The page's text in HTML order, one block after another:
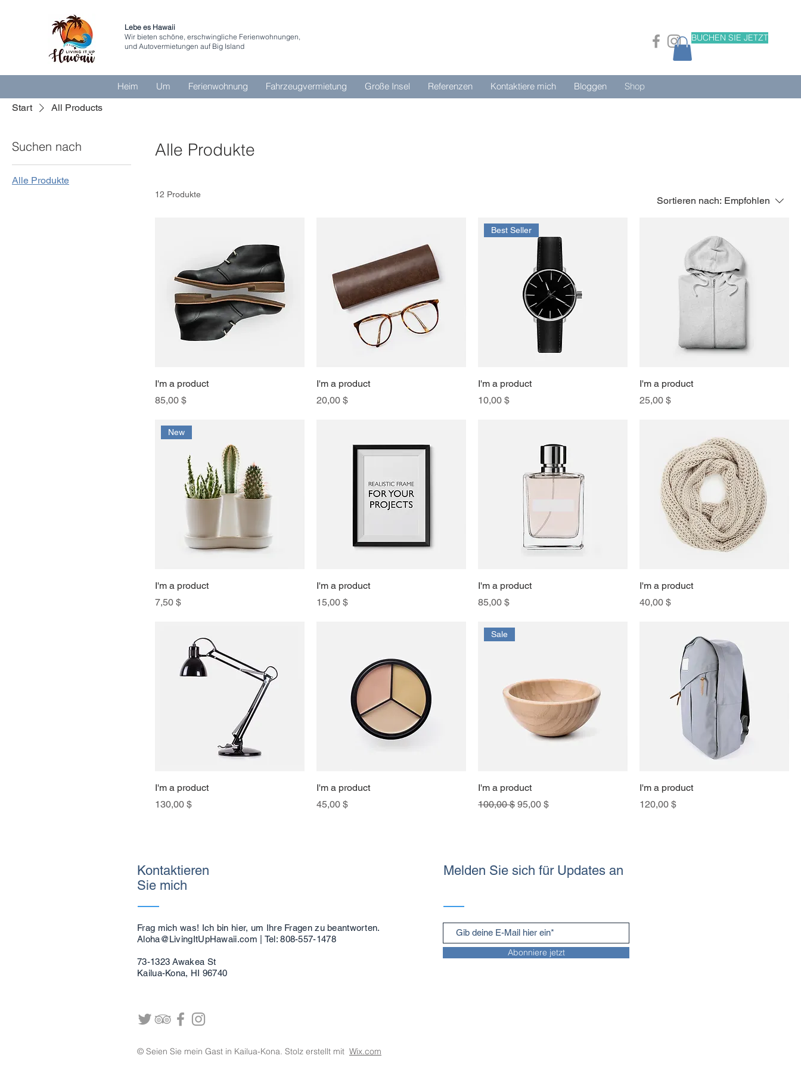
Lebe es Hawaii
Wir bieten schöne, erschwingliche Ferienwohnungen,
und Autovermietungen auf Big Island
BUCHEN SIE JETZT
Heim Um Ferienwohnung Fahrzeugvermietung Große Insel Referenzen Kontaktiere mich Bloggen
Shop
Start
All Products
Suchen nach
Alle Produkte
Alle Produkte
12 Produkte
Sortieren nach: Empfohlen
I'm a product
Preis
85,00 $
I'm a product
Preis
20,00 $
Best Seller
I'm a product
Preis
10,00 $
I'm a product
Preis
25,00 $
New
I'm a product
Preis
7,50 $
I'm a product
Preis
15,00 $
I'm a product
Preis
85,00 $
I'm a product
Preis
40,00 $
I'm a product
Preis
130,00 $
I'm a product
Preis
45,00 $
Sale
I'm a product
Standardpreis
100,00 $ Sale-Preis
95,00 $
I'm a product
Preis
120,00 $
Kontaktieren
Sie mich
Frag mich was! Ich bin hier, um Ihre Fragen zu beantworten.
Aloha@LivingItUpHawaii.com | Tel: 808-557-1478
73-1323 Awakea St
Kailua-Kona, HI 96740
Melden Sie sich für Updates an
Abonniere jetzt
© Seien Sie mein Gast in Kailua-Kona. Stolz erstellt mit Wix.com